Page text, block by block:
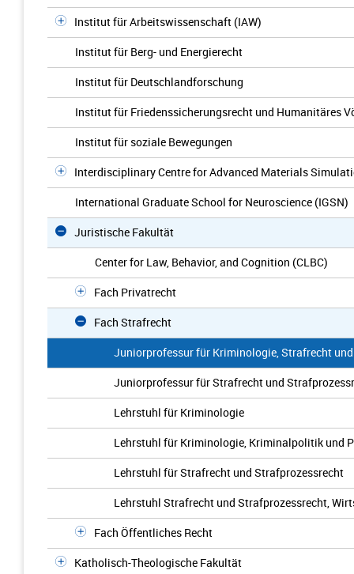
Institut für Arbeitswissenschaft (IAW)
Institut für Berg- und Energierecht
Institut für Deutschlandforschung
Institut für Friedenssicherungsrecht und Humanitäres
Institut für soziale Bewegungen
Interdisciplinary Centre for Advanced Materials
International Graduate School for Neuroscience (IGSN)
Juristische Fakultät
Center for Law, Behavior, and Cognition (CLBC)
Fach Privatrecht
Fach Strafrecht
Juniorprofessur für Kriminologie, Strafrecht
Juniorprofessur für Strafrecht und
Lehrstuhl für Kriminologie
Lehrstuhl für Kriminologie, Kriminalpolitik und
Lehrstuhl für Strafrecht und Strafprozessrecht
Lehrstuhl Strafrecht und Strafprozessrecht,
Fach Öffentliches Recht
Katholisch-Theologische Fakultät